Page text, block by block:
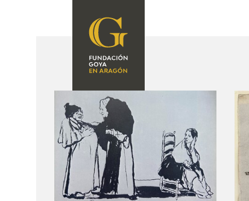
FUNDACIÓN
CENTRO DE
INVESTIGACIÓN Y
DOCUMENTACIÓN
ACCIÓN
CORPORATIVA
SEDE